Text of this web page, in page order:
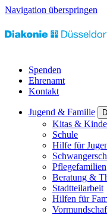
Navigation überspringen
Spenden
Ehrenamt
Kontakt
Jugend & Familie
Kitas &
Schule
Hilfe für
Pflegefamilien
Beratung &
Stadtteilarbeit
Hilfen für